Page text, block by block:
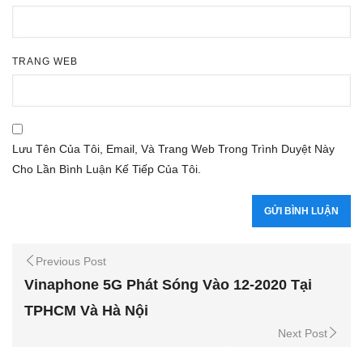
TRANG WEB
Lưu Tên Của Tôi, Email, Và Trang Web Trong Trình Duyệt Này
Cho Lần Bình Luận Kế Tiếp Của Tôi.
Previous Post
Vinaphone 5G Phát Sóng Vào 12-2020 Tại
TPHCM Và Hà Nội
Next Post